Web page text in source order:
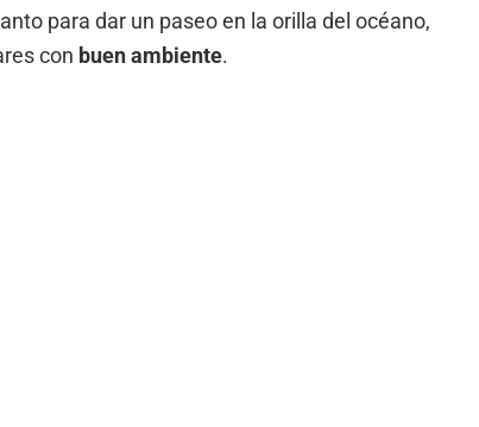
para dar un paseo en la orilla del océano,
con buen ambiente.